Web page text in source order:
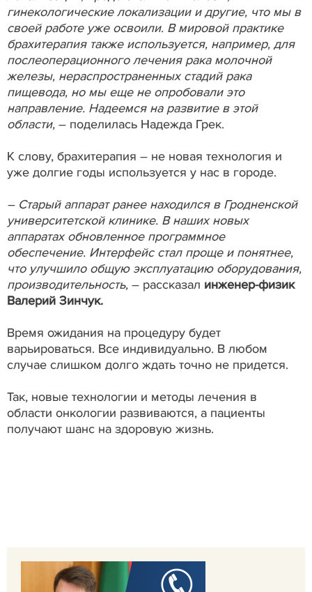
гинекологические локализации и другие, что мы в
своей работе уже освоили. В мировой практике
брахитерапия также используется, например, для
послеоперационного лечения рака молочной
железы, нераспространенных стадий рака
пищевода, но мы еще не опробовали это
направление. Надеемся на развитие в этой
области, – поделилась Надежда Грек.
К слову, брахитерапия – не новая технология и
уже долгие годы используется у нас в городе.
– Старый аппарат ранее находился в Гродненской
университетской клинике. В наших новых
аппаратах обновленное программное
обеспечение. Интерфейс стал проще и понятнее,
что улучшило общую эксплуатацию оборудования,
производительность, – рассказал инженер-физик
Валерий Зинчук.
Время ожидания на процедуру будет
варьироваться. Все индивидуально. В любом
случае слишком долго ждать точно не придется.
Так, новые технологии и методы лечения в
области онкологии развиваются, а пациенты
получают шанс на здоровую жизнь.